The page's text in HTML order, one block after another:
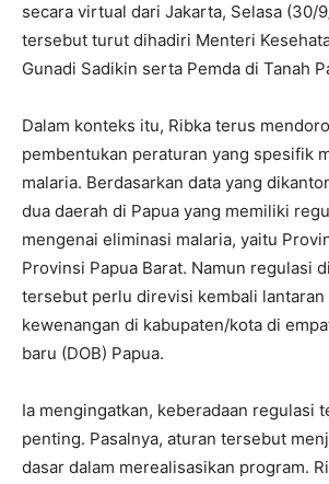
secara virtual dari Jakarta, Selasa (30/
tersebut turut dihadiri Menteri
Gunadi Sadikin serta Pemda di Tanah
Dalam konteks itu, Ribka terus
pembentukan peraturan yang spesifik
malaria. Berdasarkan data yang
dua daerah di Papua yang memiliki
mengenai eliminasi malaria, yaitu
Provinsi Papua Barat. Namun regulasi
tersebut perlu direvisi kembali lantaran
kewenangan di kabupaten/kota di
baru (DOB) Papua.
Ia mengingatkan, keberadaan regulasi
penting. Pasalnya, aturan tersebut
dasar dalam merealisasikan program.